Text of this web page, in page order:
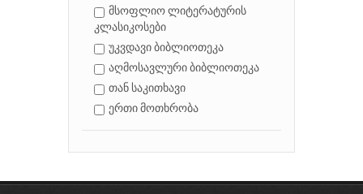
მსოფლიო ლიტერატურის
კლასიკოსები
უკვდავი ბიბლიოთეკა
აღმოსავლური ბიბლიოთეკა
თან საკითხავი
ერთი მოთხრობა